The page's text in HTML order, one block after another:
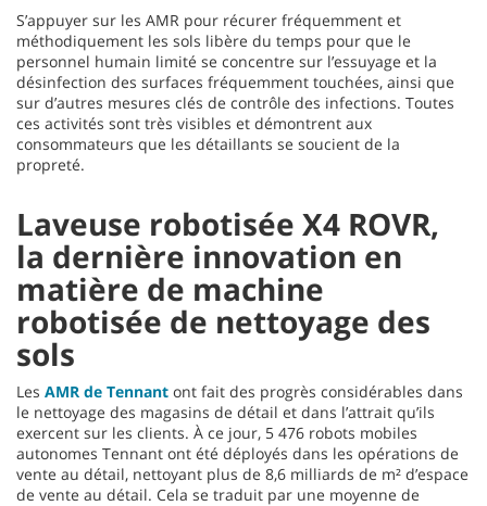
S’appuyer sur les AMR pour récurer fréquemment et
méthodiquement les sols libère du temps pour que le
personnel humain limité se concentre sur l’essuyage et la
désinfection des surfaces fréquemment touchées, ainsi que
sur d’autres mesures clés de contrôle des infections. Toutes
ces activités sont très visibles et démontrent aux
consommateurs que les détaillants se soucient de la
propreté.
Laveuse robotisée X4 ROVR,
la dernière innovation en
matière de machine
robotisée de nettoyage des
sols
Les AMR de Tennant ont fait des progrès considérables dans
le nettoyage des magasins de détail et dans l’attrait qu’ils
exercent sur les clients. À ce jour, 5 476 robots mobiles
autonomes Tennant ont été déployés dans les opérations de
vente au détail, nettoyant plus de 8,6 milliards de m² d’espace
de vente au détail. Cela se traduit par une moyenne de